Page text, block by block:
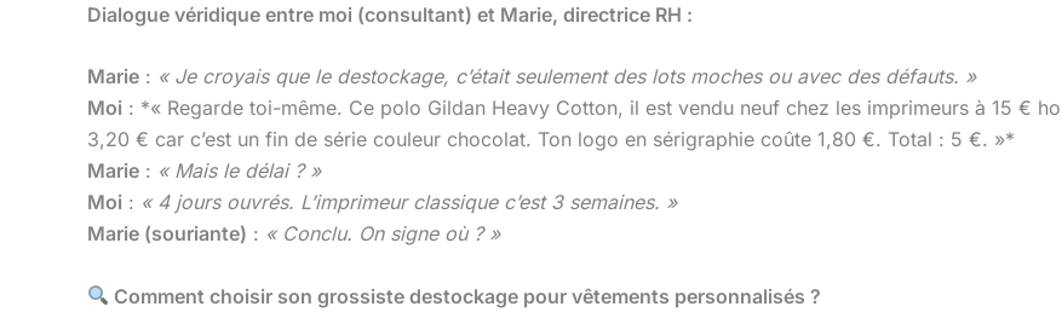
Dialogue véridique entre moi (consultant) et Marie, directrice RH :
Marie : « Je croyais que le destockage, c’était seulement des lots moches ou avec des défauts. »
Moi : *« Regarde toi-même. Ce polo Gildan Heavy Cotton, il est vendu neuf chez les imprimeurs à 15 €
3,20 € car c’est un fin de série couleur chocolat. Ton logo en sérigraphie coûte 1,80 €. Total : 5 €. »*
Marie : « Mais le délai ? »
Moi : « 4 jours ouvrés. L’imprimeur classique c’est 3 semaines. »
Marie (souriante) : « Conclu. On signe où ? »
Comment choisir son grossiste destockage pour vêtements personnalisés ?